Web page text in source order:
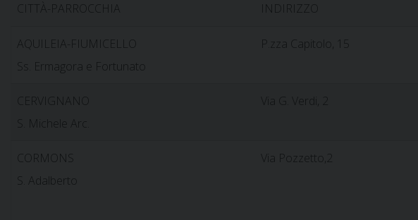
CITTÀ-PARROCCHIA INDIRIZZO
AQUILEIA-FIUMICELLO
Ss. Ermagora e Fortunato
P.zza Capitolo, 15
CERVIGNANO
S. Michele Arc.
Via G. Verdi, 2
CORMONS
S. Adalberto
Via Pozzetto,2